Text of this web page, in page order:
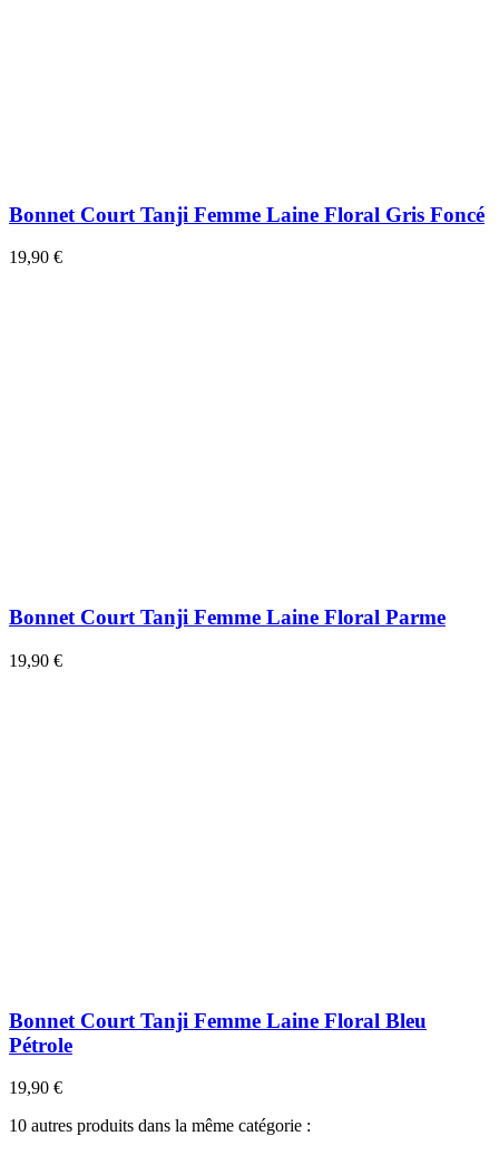
Bonnet Court Tanji Femme Laine Floral Gris Foncé
19,90 €
Bonnet Court Tanji Femme Laine Floral Parme
19,90 €
Bonnet Court Tanji Femme Laine Floral Bleu
Pétrole
19,90 €
10 autres produits dans la même catégorie :